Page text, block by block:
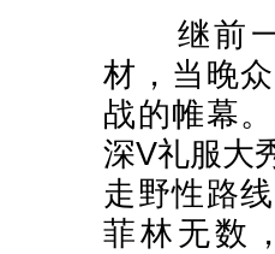
继前一
材，当晚
战的帷幕
深V礼服大
走野性路
菲林无数